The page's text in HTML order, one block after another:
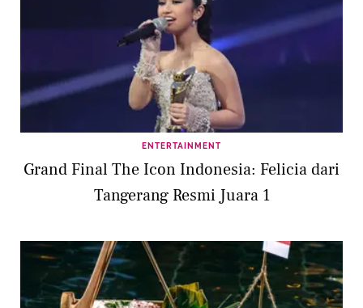
ENTERTAINMENT
Grand Final The Icon Indonesia: Felicia dari
Tangerang Resmi Juara 1